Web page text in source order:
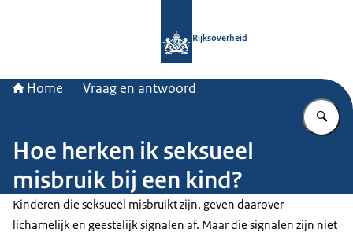
Rijksoverheid
Home Vraag en antwoord
Hoe herken ik seksueel
misbruik bij een kind?
Kinderen die seksueel misbruikt zijn, geven daarover
lichamelijk en geestelijk signalen af. Maar die signalen zijn niet